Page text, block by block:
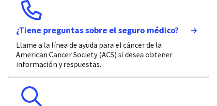
¿Tiene preguntas sobre el seguro médico?
Llame a la línea de ayuda para el cáncer de la
American Cancer Society (ACS) si desea obtener
información y respuestas.